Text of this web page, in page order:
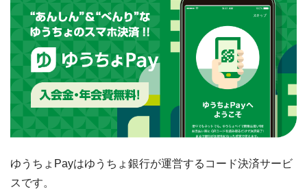
ゆうちょPayはゆうちょ銀行が運営するコード決済サービ
スです。